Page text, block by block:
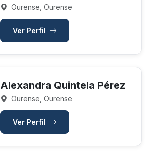
Ourense, Ourense
Ver Perfil
Alexandra Quintela Pérez
Ourense, Ourense
Ver Perfil